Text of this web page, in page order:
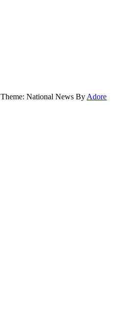
Theme: National News By Adore